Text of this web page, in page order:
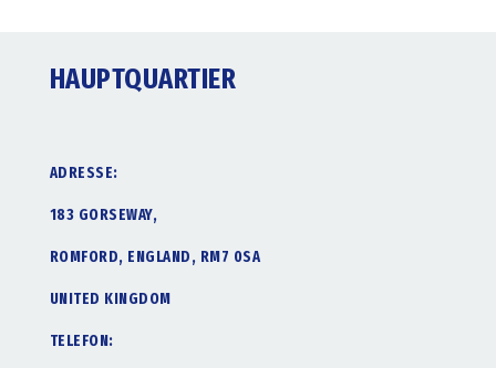
HAUPTQUARTIER
ADRESSE:
183 GORSEWAY,
ROMFORD, ENGLAND, RM7 0SA
UNITED KINGDOM
TELEFON: